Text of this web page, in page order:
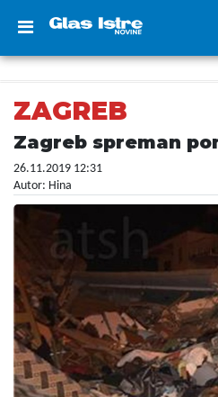
ZAGREB
Zagreb spreman
26.11.2019 12:31
Autor: Hina